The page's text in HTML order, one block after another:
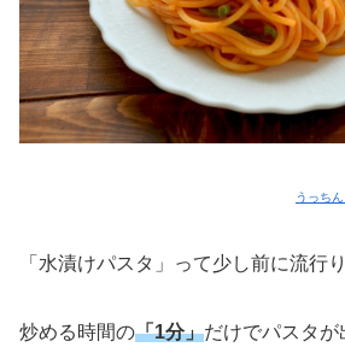
うっち
「水漬けパスタ」って少し前に流行
炒める時間の「1分」だけでパスタ